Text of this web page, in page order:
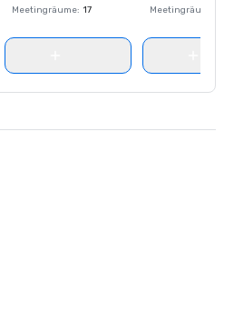
Meetingräume: 17
Meetingräume